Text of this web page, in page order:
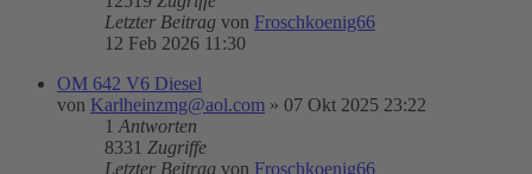
Letzter Beitrag von Froschkoenig66
12 Feb 2026 11:30
OM 642 V6 Diesel
von Karlheinzmg@aol.com » 07 Okt 2025 23:22
1 Antworten
8331 Zugriffe
Letzter Beitrag von Froschkoenig66